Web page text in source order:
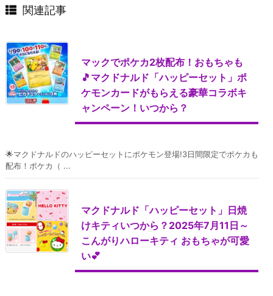
関連記事
マックでポケカ2枚配布！おもちゃも
🎵マクドナルド「ハッピーセット」ポ
ケモンカードがもらえる豪華コラボキ
ャンペーン！いつから？
🌟マクドナルドのハッピーセットにポケモン登場!3日間限定でポケカも
配布！ポケカ（ ...
マクドナルド「ハッピーセット」日焼
けキティいつから？2025年7月11日～
こんがりハローキティ おもちゃが可愛
い💕